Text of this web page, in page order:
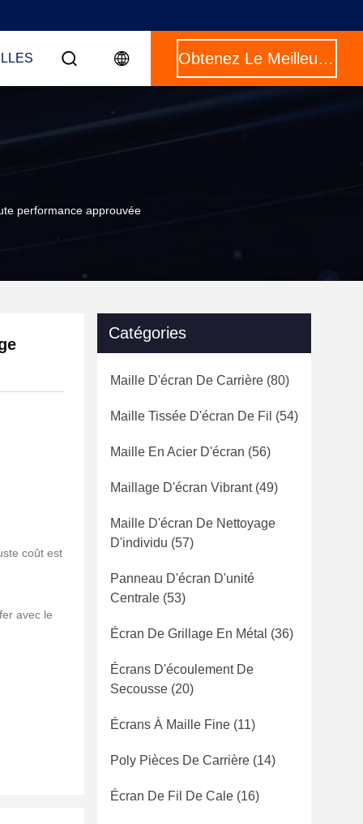
Obtenez Le Meilleur Prix
performance approuvée
coût est
avec le
Catégories
Maille D'écran De Carrière (80)
Maille Tissée D'écran De Fil (54)
Maille En Acier D'écran (56)
Maillage D'écran Vibrant(49)
Maille D'écran De Nettoyage
D'individu (57)
Panneau D'écran D'unité
Centrale (53)
Écran De Grillage En Métal (36)
Écrans D'écoulement De
Secousse (20)
Écrans À Maille Fine (11)
Poly Pièces De Carrière (14)
Écran De Fil De Cale (16)